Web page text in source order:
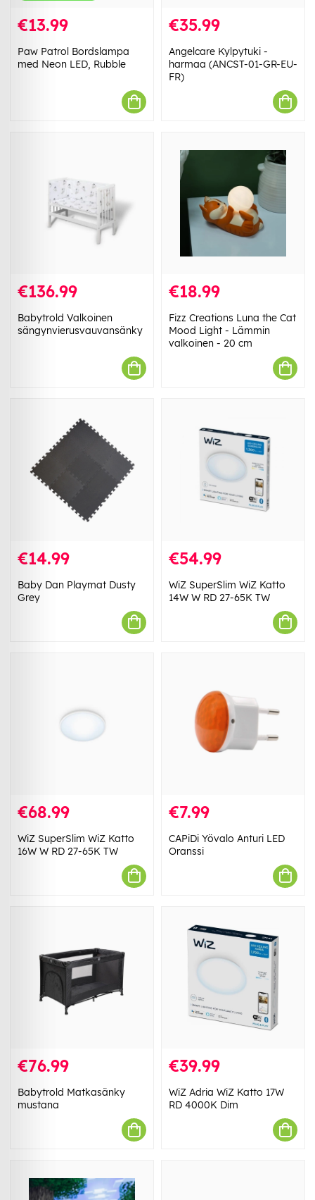
€13.99
Paw Patrol Bordslampa
med Neon LED, Rubble
€35.99
Angelcare Kylpytuki -
harmaa (ANCST-01-GR-EU-
FR)
€136.99
Babytrold Valkoinen
sängynvierusvauvansänky
€18.99
Fizz Creations Luna the Cat
Mood Light - Lämmin
valkoinen - 20 cm
€14.99
Baby Dan Playmat Dusty
Grey
€54.99
WiZ SuperSlim WiZ Katto
14W W RD 27-65K TW
€68.99
WiZ SuperSlim WiZ Katto
16W W RD 27-65K TW
€7.99
CAPiDi Yövalo Anturi LED
Oranssi
€76.99
Babytrold Matkasänky
mustana
€39.99
WiZ Adria WiZ Katto 17W
RD 4000K Dim